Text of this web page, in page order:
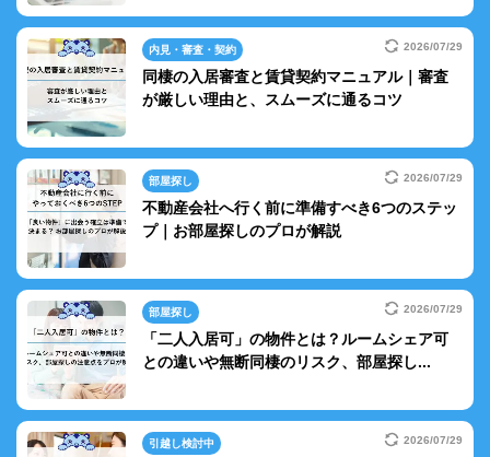
内見・審査・契約 2026/07/29
同棲の入居審査と賃貸契約マニュアル｜審査
が厳しい理由と、スムーズに通るコツ
部屋探し 2026/07/29
不動産会社へ行く前に準備すべき6つのステッ
プ｜お部屋探しのプロが解説
部屋探し 2026/07/29
「二人入居可」の物件とは？ルームシェア可
との違いや無断同棲のリスク、部屋探し...
引越し検討中 2026/07/29